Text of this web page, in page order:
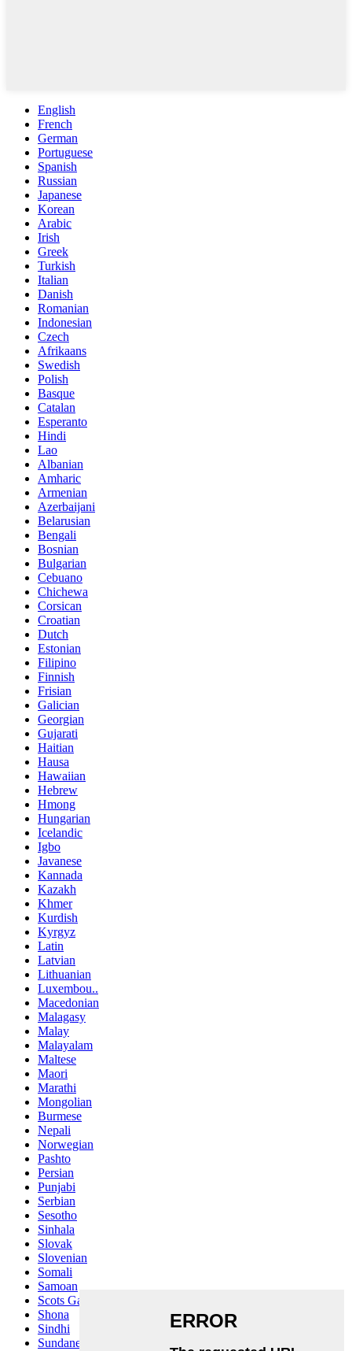
English
French
German
Portuguese
Spanish
Russian
Japanese
Korean
Arabic
Irish
Greek
Turkish
Italian
Danish
Romanian
Indonesian
Czech
Afrikaans
Swedish
Polish
Basque
Catalan
Esperanto
Hindi
Lao
Albanian
Amharic
Armenian
Azerbaijani
Belarusian
Bengali
Bosnian
Bulgarian
Cebuano
Chichewa
Corsican
Croatian
Dutch
Estonian
Filipino
Finnish
Frisian
Galician
Georgian
Gujarati
Haitian
Hausa
Hawaiian
Hebrew
Hmong
Hungarian
Icelandic
Igbo
Javanese
Kannada
Kazakh
Khmer
Kurdish
Kyrgyz
Latin
Latvian
Lithuanian
Luxembou..
Macedonian
Malagasy
Malay
Malayalam
Maltese
Maori
Marathi
Mongolian
Burmese
Nepali
Norwegian
Pashto
Persian
Punjabi
Serbian
Sesotho
Sinhala
Slovak
Slovenian
Somali
Samoan
Scots Gaelic
Shona
Sindhi
Sundanese